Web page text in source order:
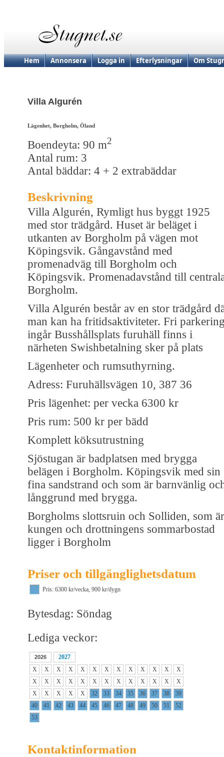
Hem Annonsera Logga in Efterlysningar Om
Villa Algurén
Lägenhet, Borgholm, Öland
Boendeyta: 90 m2
Antal rum: 3
Antal bäddar: 4 + 2 extrabäddar
Beskrivning
Villa Algurén, Rymligt hus byggt 1925
med stor trädgård. Huset är beläget i
utkanten av Borgholm på vägen mot
Köpingsvik. Gångavstånd med
promenadväg till Borgholm och
Köpingsvik. Promenadavstånd till
Borgholm.
Villa Algurén består av en stor trädgård
man kan ha fritidsaktiviteter. Fri
ingår Busshållsplats furuhäll finns i
närheten Swishbetalning sker på plats
Lägenheter och rumsuthyrning.
Adress: Furuhällsvägen 10, 387 36
Pris lägenhet: per vecka 6300 kr
Pris rum: 500 kr per bädd
Komplett köksutrustning
Sjöstugan är badplatsen med brygga
belägen i Borgholm. Köpingsvik med sin
fina sandstrand och som är barnvänlig
långgrund med brygga.
Borgholms slottsruin och Solliden, som är
kungen och drottningens sommarbostad
ligger i Borgholm
Priser och tillgänglighetsdatum
Pris: 6300 kr/vecka, 900 kr/dygn
Bytesdag: Söndag
Lediga veckor:
2026
2027
X
X X X X X X X X X X X
X
X
X X X X X X X X X X X
X
X
X X X X 32 33 34 35 36 37 38
39
40
41 42 43 44 45 46 47 48 49 50 51
52
53
Kontaktinformation